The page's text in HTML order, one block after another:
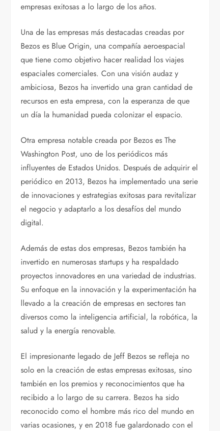
empresas exitosas a lo largo de los años.
Una de las empresas más destacadas creadas por
Bezos es Blue Origin, una compañía aeroespacial
que tiene como objetivo hacer realidad los viajes
espaciales comerciales. Con una visión audaz y
ambiciosa, Bezos ha invertido una gran cantidad de
recursos en esta empresa, con la esperanza de que
un día la humanidad pueda colonizar el espacio.
Otra empresa notable creada por Bezos es The
Washington Post, uno de los periódicos más
influyentes de Estados Unidos. Después de adquirir el
periódico en 2013, Bezos ha implementado una serie
de innovaciones y estrategias exitosas para revitalizar
el negocio y adaptarlo a los desafíos del mundo
digital.
Además de estas dos empresas, Bezos también ha
invertido en numerosas startups y ha respaldado
proyectos innovadores en una variedad de industrias.
Su enfoque en la innovación y la experimentación ha
llevado a la creación de empresas en sectores tan
diversos como la inteligencia artificial, la robótica, la
salud y la energía renovable.
El impresionante legado de Jeff Bezos se refleja no
solo en la creación de estas empresas exitosas, sino
también en los premios y reconocimientos que ha
recibido a lo largo de su carrera. Bezos ha sido
reconocido como el hombre más rico del mundo en
varias ocasiones, y en 2018 fue galardonado con el